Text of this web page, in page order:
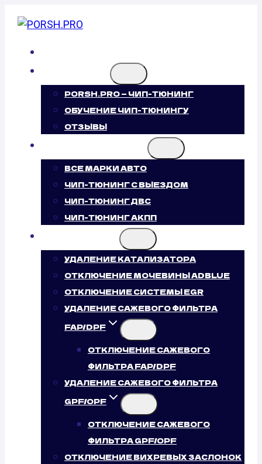
PORSH.PRO — ЧИП-ТЮНИНГ
ОБУЧЕНИЕ ЧИП-ТЮНИНГУ
ОТЗЫВЫ
ВСЕ МАРКИ АВТО
ЧИП-ТЮНИНГ С ВЫЕЗДОМ
ЧИП-ТЮНИНГ ДВС
ЧИП-ТЮНИНГ АКПП
УДАЛЕНИЕ КАТАЛИЗАТОРА
ОТКЛЮЧЕНИЕ МОЧЕВИНЫ ADBLUE
ОТКЛЮЧЕНИЕ СИСТЕМЫ EGR
УДАЛЕНИЕ САЖЕВОГО ФИЛЬТРА
FAP/DPF
ОТКЛЮЧЕНИЕ САЖЕВОГО
ФИЛЬТРА FAP/DPF
УДАЛЕНИЕ САЖЕВОГО ФИЛЬТРА
GPF/OPF
ОТКЛЮЧЕНИЕ САЖЕВОГО
ФИЛЬТРА GPF/OPF
ОТКЛЮЧЕНИЕ ВИХРЕВЫХ ЗАСЛОНОК